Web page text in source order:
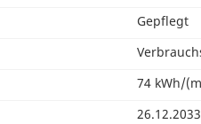
Gepflegt
74 kWh/
26.12.2033